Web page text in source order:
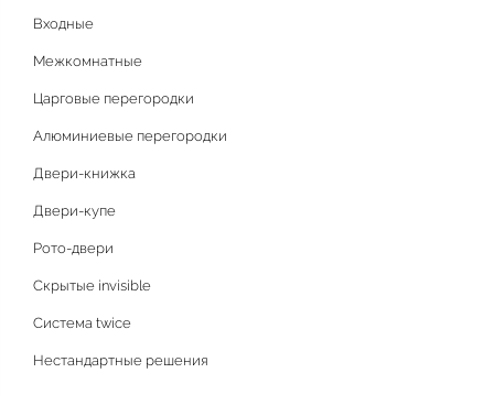
Входные
Межкомнатные
Царговые перегородки
Алюминиевые перегородки
Двери-книжка
Двери-купе
Рото-двери
Скрытые invisible
Система twice
Нестандартные решения